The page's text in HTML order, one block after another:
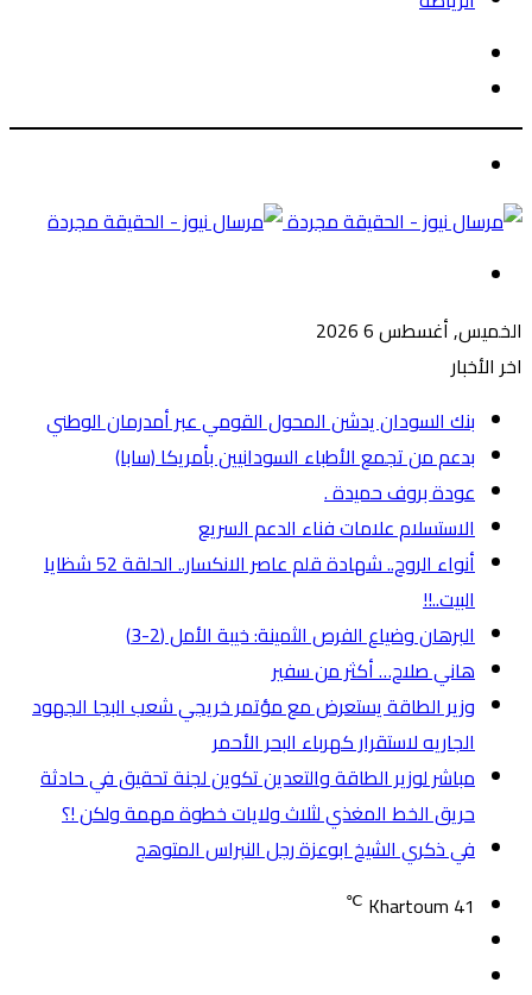
عن
الخميس, أغسطس 6 2026
اخر الأخبار
بنك السودان يدشن المحول القومي عبر أمدرمان الوطني
بدعم من تجمع الأطباء السودانيين بأمريكا (سابا)
عودة بروف حميدة .
الاستسلام علامات فناء الدعم السريع
أنواء الروح.. شهادة قلم عاصر الانكسار.. الحلقة 52 شظايا
البيت..!!
البرهان وضياع الفرص الثمينة: خيبة الأمل (2-3)
هاني صلاح… أكثر من سفير
وزير الطاقة يستعرض مع مؤتمر خريجي شعب البجا الجهود
الجاريه لاستقرار كهرباء البحر الأحمر
مباشر لوزير الطاقة والتعدين تكوين لجنة تحقيق في حادثة
حريق الخط المغذي لثلاث ولايات خطوة مهمة ولكن !؟
في ذكري الشيخ ابوعزة رجل النبراس المتوهج
Khartoum 41
℃